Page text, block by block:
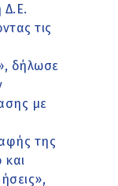
Δ.Ε.
τις
δήλωσε
με
της